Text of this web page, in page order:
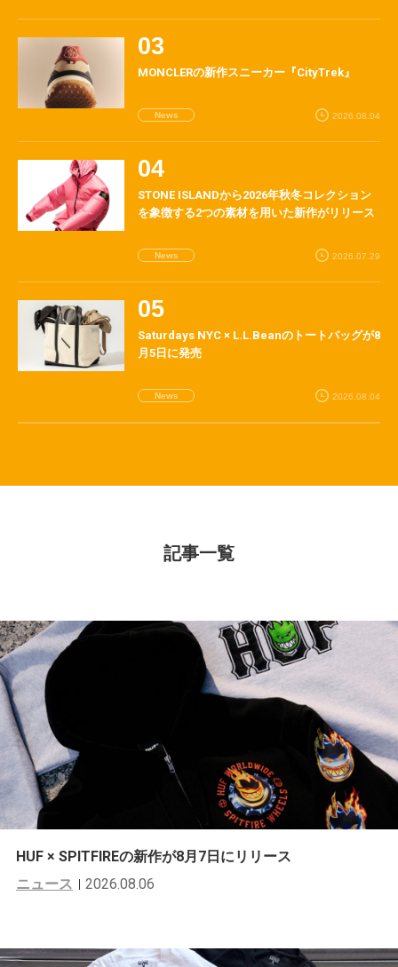
MONCLERの新作スニーカー『CityTrek』
News 2026.08.04
STONE ISLANDから2026年秋冬コレクション
を象徴する2つの素材を用いた新作がリリース
News 2026.07.29
Saturdays NYC × L.L.Beanのトートバッグが8
月5日に発売
News 2026.08.04
記事一覧
HUF × SPITFIREの新作が8月7日にリリース
ニュース
2026.08.06